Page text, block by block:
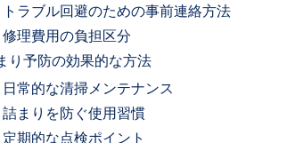
トラブル回避のための事前連絡方法
修理費用の負担区分
り予防の効果的な方法
日常的な清掃メンテナンス
詰まりを防ぐ使用習慣
定期的な点検ポイント